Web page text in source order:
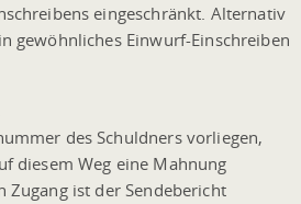
eingeschränkt. Alternativ
gewöhnliches Einwurf-Einschreiben
des Schuldners vorliegen,
diesem Weg eine Mahnung
Zugang ist der Sendebericht